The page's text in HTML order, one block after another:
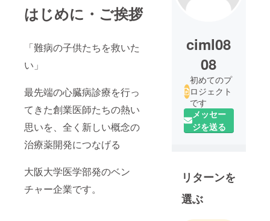
はじめに・ご挨拶
「難病の子供たちを救いた
い」
最先端の心臓病診療を行っ
てきた創業医師たちの熱い
思いを、全く新しい概念の
治療薬開発につなげる
大阪大学医学部発のベン
チャー企業です。
ciml08
08
初めてのプ
ロジェクト
です
メッセー
ジを送る
リターンを
選ぶ